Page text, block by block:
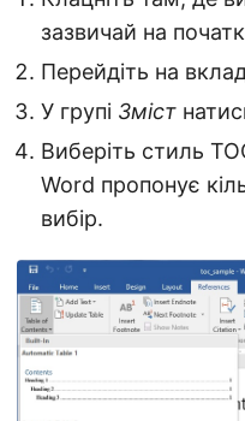
зазвичай на
Перейдіть на
У групі Зміст
Виберіть стиль
Word пропонує
вибір.